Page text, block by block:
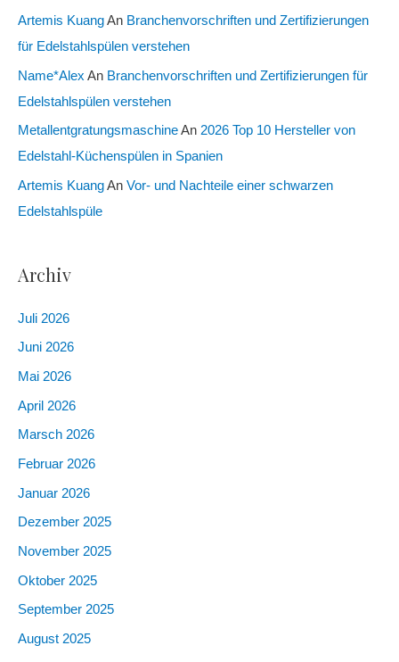
Artemis KuangAn Branchenvorschriften und Zertifizierungen
für Edelstahlspülen verstehen
Name*Alex An Branchenvorschriften und Zertifizierungen für
Edelstahlspülen verstehen
MetallentgratungsmaschineAn 2026 Top 10 Hersteller von
Edelstahl-Küchenspülen in Spanien
Artemis KuangAn Vor- und Nachteile einer schwarzen
Edelstahlspüle
Archiv
Juli 2026
Juni 2026
Mai 2026
April 2026
Marsch 2026
Februar 2026
Januar 2026
Dezember 2025
November 2025
Oktober 2025
September 2025
August 2025